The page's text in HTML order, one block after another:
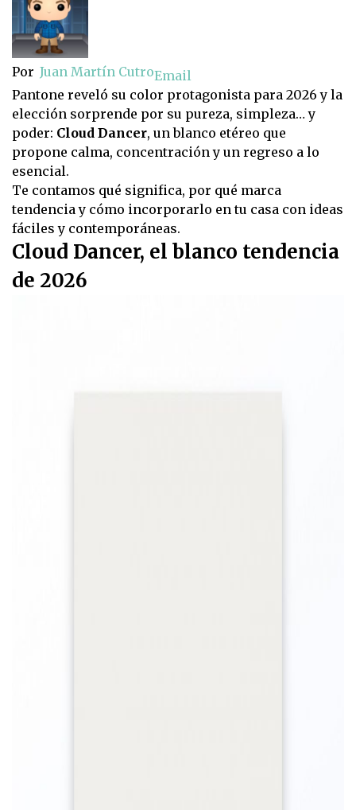
Por Juan Martín CutroEmail
Pantone reveló su color protagonista para 2026 y la
elección sorprende por su pureza, simpleza… y
poder: Cloud Dancer, un blanco etéreo que
propone calma, concentración y un regreso a lo
esencial.
Te contamos qué significa, por qué marca
tendencia y cómo incorporarlo en tu casa con ideas
fáciles y contemporáneas.
Cloud Dancer, el blanco tendencia
de 2026